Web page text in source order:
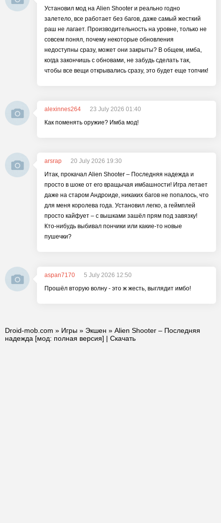
Установил мод на Alien Shooter и реально годно
залетело, все работает без багов, даже самый жесткий
раш не лагает. Производительность на уровне, только не
совсем понял, почему некоторые обновления
недоступны сразу, может они закрыты? В общем, имба,
когда закончишь с обновами, не забудь сделать так,
чтобы все вещи открывались сразу, это будет еще топчик!
alexinnes264
23 July 2026 01:40
Как поменять оружие? Имба мод!
arsrap
20 July 2026 19:30
Итак, прокачал Alien Shooter – Последняя надежда и
просто в шоке от его вращычая имбашности! Игра летает
даже на старом Андроиде, никаких багов не попалось, что
для меня королева года. Установил легко, а геймплей
просто кайфует – с вышками зашёл прям под завязку!
Кто-нибудь выбивал пончики или какие-то новые
пушечки?
aspan7170
5 July 2026 12:50
Прошёл вторую волну - это ж жесть, выглядит имбо!
Droid-mob.com » Игры » Экшен » Alien Shooter – Последняя
надежда [мод: полная версия] | Скачать